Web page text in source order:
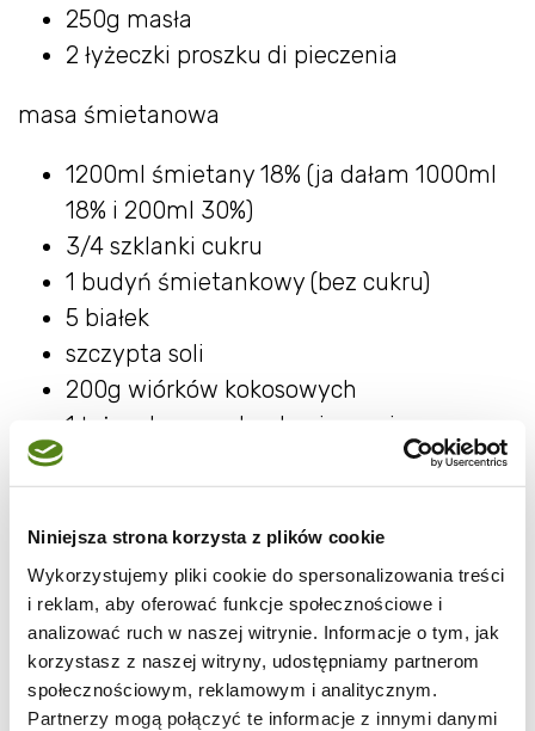
Niniejsza strona korzysta z plików cookie
Wykorzystujemy pliki cookie do spersonalizowania treści
i reklam, aby oferować funkcje społecznościowe i
analizować ruch w naszej witrynie. Informacje o tym, jak
korzystasz z naszej witryny, udostępniamy partnerom
społecznościowym, reklamowym i analitycznym.
Partnerzy mogą połączyć te informacje z innymi danymi
250g masła
2 łyżeczki proszku di pieczenia
masa śmietanowa
1200ml śmietany 18% (ja dałam 1000ml
18% i 200ml 30%)
3/4 szklanki cukru
1 budyń śmietankowy (bez cukru)
5 białek
szczypta soli
200g wiórków kokosowych
1 łyżeczka proszku do pieczenia
Składniki an ciasto zagnieść.
Śmietanę połączyć z cukrem, budyniem,
proszkiem i wiórkami kokosowymi.
Delikatnie wymieszać z pianą z białek.
Połową ciasta wylepić dno formy wyłożonej